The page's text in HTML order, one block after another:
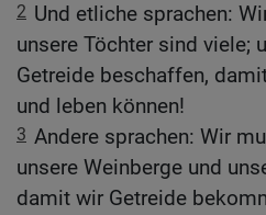
2 Und etliche sprachen:
unsere Töchter sind viele;
Getreide beschaffen,
und leben können!
3 Andere sprachen: Wir
unsere Weinberge und
damit wir Getreide